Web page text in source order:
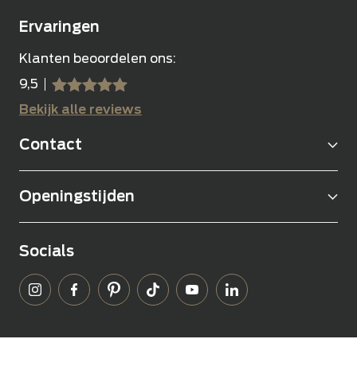
Ervaringen
Klanten beoordelen ons:
9,5
sssss
SSSSS
Bekijk alle reviews
Contact
Openingstijden
Socials